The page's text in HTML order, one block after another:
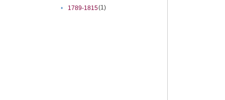
•
1789-1815(1)